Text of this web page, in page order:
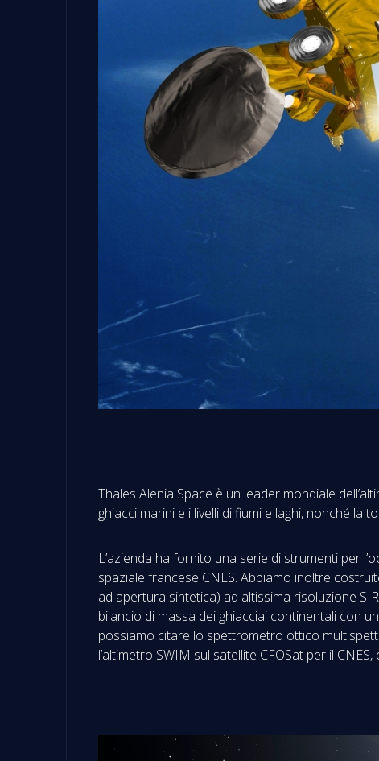
Thales Alenia Space è un leader mondiale
ghiacci marini e i livelli di fiumi e laghi, nonché la
L’azienda ha fornito una serie di strumenti per
spaziale francese CNES. Abbiamo inoltre
ad apertura sintetica) ad altissima risoluzione
bilancio di massa dei ghiacciai continentali con
possiamo citare lo spettrometro ottico
l’altimetro SWIM sul satellite CFOSat per il